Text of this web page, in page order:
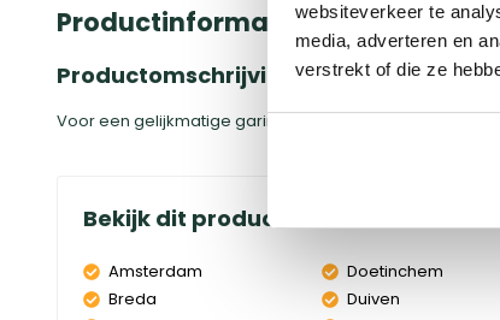
websiteverkeer te
media, adverteren en
verstrekt of die ze
Productinformatie
Productomschrijving
Voor een gelijkmatige garing van je gerechten.
Bekijk dit product in onze winkels
Amsterdam
Breda
Doetinchem
Duiven